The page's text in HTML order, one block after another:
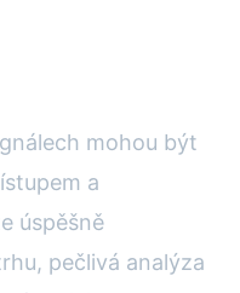
mohou být
a
úspěšně
pečlivá analýza